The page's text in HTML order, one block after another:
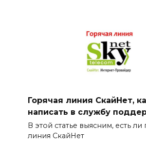
Горячая линия СкайНет,
написать в службу
В этой статье выясним, есть ли
линия СкайНет